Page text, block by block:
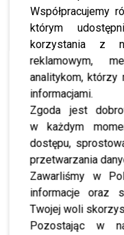
Współpracujemy
którym
korzystania z
reklamowym,
analitykom, którzy
informacjami.
Zgoda jest
w każdym
dostępu,
przetwarzania
Zawarliśmy w
informacje oraz
Twojej woli
Pozostając w
Wojciech Jeschke
Stefano Terrazzino
natychmiast zaczęli
POLECAMY: Klaudia
Mała córeczka
Trzy dni po
Instagramie.
Polsatu, by